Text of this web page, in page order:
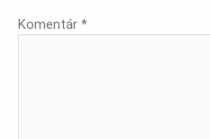
Komentár *